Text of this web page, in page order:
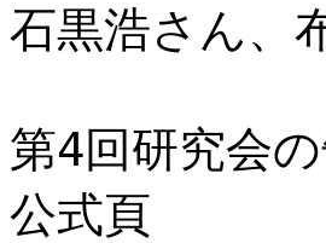
石黒浩さん、
第4回研究会
公式頁